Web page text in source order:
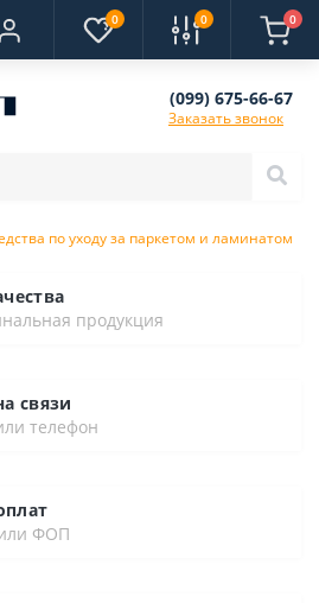
0 0 0
(099) 675-66-67
Заказать звонок
по уходу за паркетом и ламинатом
продукция
связи
телефон
ФОП